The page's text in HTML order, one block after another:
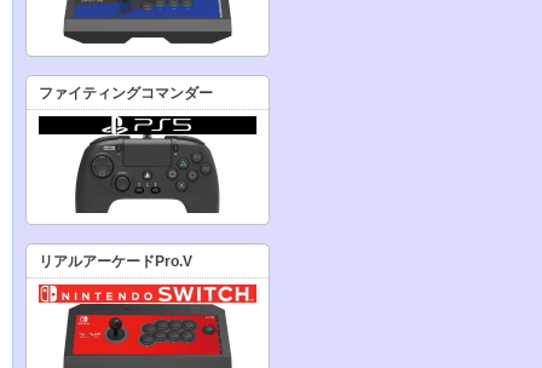
ファイティングコマンダー
リアルアーケードPro.V